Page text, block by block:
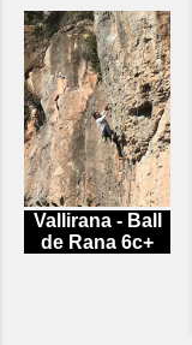
Vallirana - Ball
de Rana 6c+